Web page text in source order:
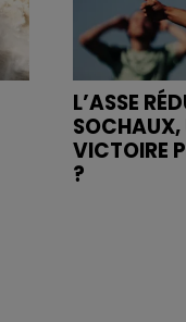
L’ASSE
SOCHAUX,
VICTOIRE
?